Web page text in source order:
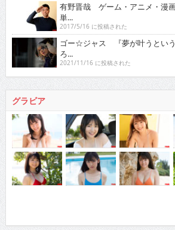
有野晋哉 ゲーム・アニメ・漫
単...
2017/5/16 に投稿された
ゴー☆ジャス 『夢が叶うとい
ろ...
2021/11/16 に投稿された
グラビア